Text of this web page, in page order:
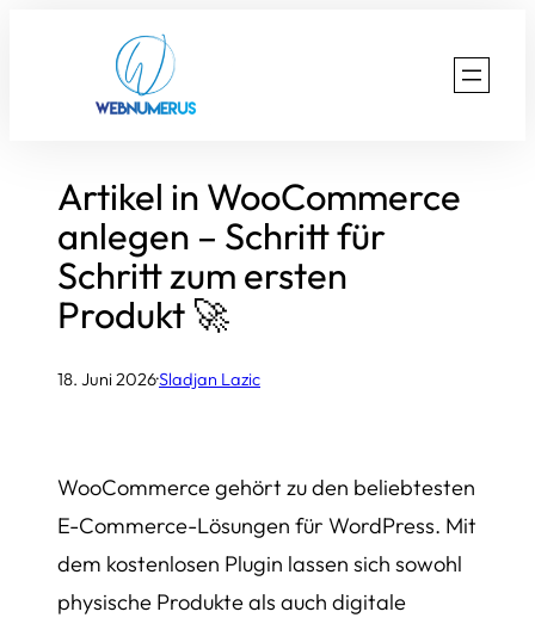
Artikel in WooCommerce
anlegen – Schritt für
Schritt zum ersten
Produkt 🚀
18. Juni 2026·Sladjan Lazic
WooCommerce gehört zu den beliebtesten
E-Commerce-Lösungen für WordPress. Mit
dem kostenlosen Plugin lassen sich sowohl
physische Produkte als auch digitale